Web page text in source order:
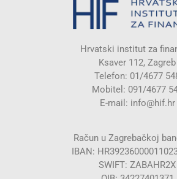
Hrvatski institut za
Ksaver 112, Zagreb
Telefon: 01/4677
Mobitel: 091/4677
E-mail: info@hif.hr
Račun u Zagrebačkoj
IBAN:
SWIFT: ZABAHR2X